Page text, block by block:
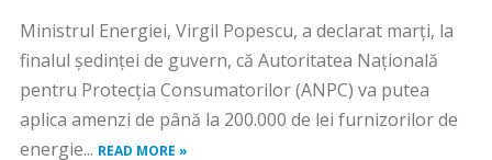
Ministrul Energiei, Virgil Popescu, a declarat marţi, la
finalul şedinţei de guvern, că Autoritatea Naţională
pentru Protecţia Consumatorilor (ANPC) va putea
aplica amenzi de până la 200.000 de lei furnizorilor de
energie... READ MORE »